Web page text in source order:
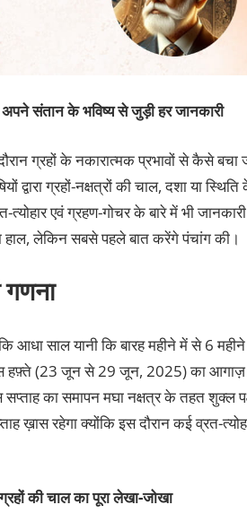
संतान के भविष्य से जुड़ी हर जानकारी
ग्रहों के नकारात्मक प्रभावों से कैसे
द्वारा ग्रहों-नक्षत्रों की चाल, दशा या
एवं ग्रहण-गोचर के बारे में भी जानकारी
लेकिन सबसे पहले बात करेंगे पंचांग की।
आधा साल यानी कि बारह महीने में से 6
हफ़्ते (23 जून से 29 जून, 2025) का
का समापन मघा नक्षत्र के तहत शुक्ल
ख़ास रहेगा क्योंकि इस दौरान कई व्रत-
की चाल का पूरा लेखा-जोखा